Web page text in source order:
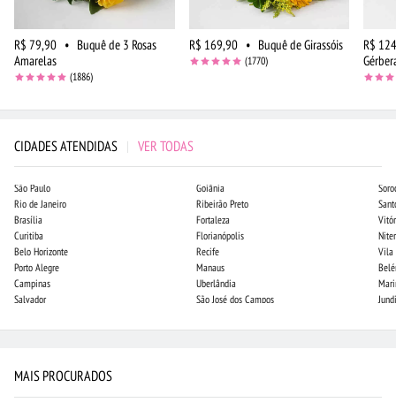
R$ 79,90 • Buquê de 3 Rosas
Amarelas
(1886)
R$ 169,90 • Buquê de Girassóis
(1770)
R$
CIDADES ATENDIDAS | VER TODAS
São Paulo
Rio de Janeiro
Brasília
Curitiba
Belo Horizonte
Porto Alegre
Campinas
Salvador
Goiânia
Ribeirão Preto
Fortaleza
Florianópolis
Recife
Manaus
Uberlândia
São José dos Campos
Vila
MAIS PROCURADOS